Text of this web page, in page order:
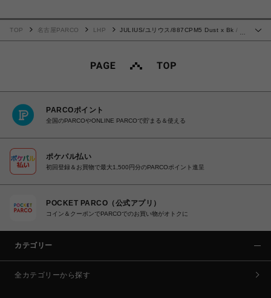
…
TOP 名古屋PARCO LHP
JULIUS/ユリウス/887CPM5 Dust x Bk /
PARCOポイント
全国のPARCOやONLINE PARCOで貯まる＆使える
ポケパル払い
初回登録＆お買物で最大1,500円分のPARCOポイント進呈
POCKET PARCO（公式アプリ）
コイン＆クーポンでPARCOでのお買い物がオトクに
カテゴリー
全カテゴリーから探す